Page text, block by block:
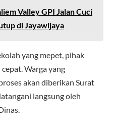
Valley GPI Jalan Cuci
di Jayawijaya
yang mepet, pihak
Warga yang
akan diberikan Surat
langsung oleh